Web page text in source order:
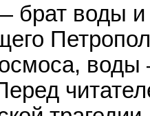
брат воды и